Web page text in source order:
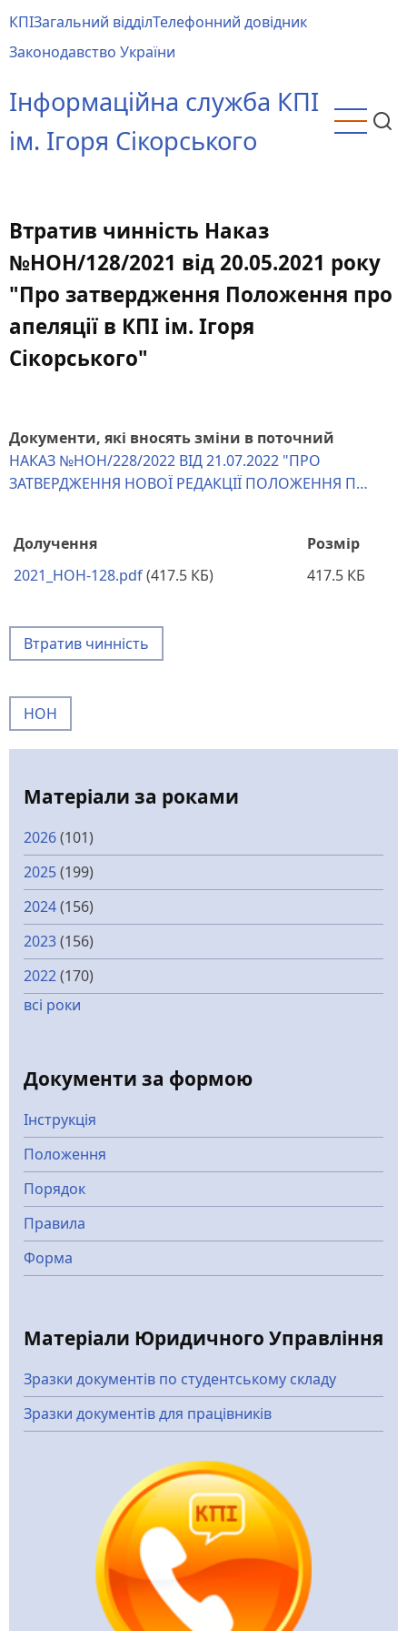
до
основного
КПІЗагальний відділТелефонний довідник
Законодавство України
Інформаційна служба КПІ
ім. Ігоря Сікорського
Втратив чинність Наказ
№НОН/128/2021 від 20.05.2021 року
"Про затвердження Положення про
апеляції в КПІ ім. Ігоря
Сікорського"
Документи, які вносять зміни в поточний
НАКАЗ №НОН/228/2022 ВІД 21.07.2022 "ПРО
ЗАТВЕРДЖЕННЯ НОВОЇ РЕДАКЦІЇ ПОЛОЖЕННЯ П…
Долучення
Розмір
2021_HOH-128.pdf(417.5 КБ) 417.5 КБ
Втратив чинність
НОН
Матеріали за роками
2026(101)
2025(199)
2024(156)
2023(156)
2022(170)
всі роки
Документи за формою
Інструкція
Положення
Порядок
Правила
Форма
Матеріали Юридичного Управління
Зразки документів по студентському складу
Зразки документів для працівників